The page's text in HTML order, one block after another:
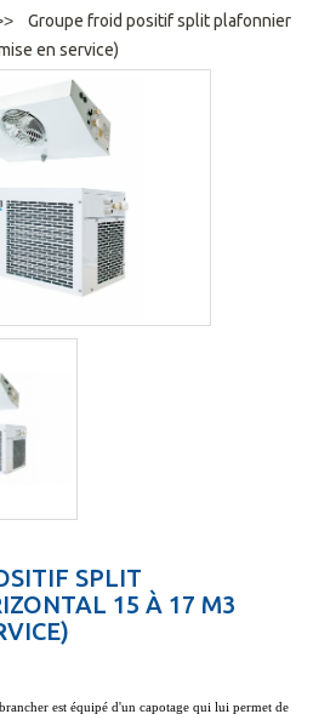
Groupe froid positif split plafonnier
en service)
SPLIT
15 À 17 M3
est équipé d'un capotage qui lui permet de